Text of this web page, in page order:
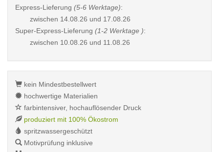
Express-Lieferung (5-6 Werktage):
zwischen 14.08.26 und 17.08.26
Super-Express-Lieferung (1-2 Werktage ):
zwischen 10.08.26 und 11.08.26
kein Mindestbestellwert
hochwertige Materialien
farbintensiver, hochauflösender Druck
produziert mit 100% Ökostrom
spritzwassergeschützt
Motivprüfung inklusive